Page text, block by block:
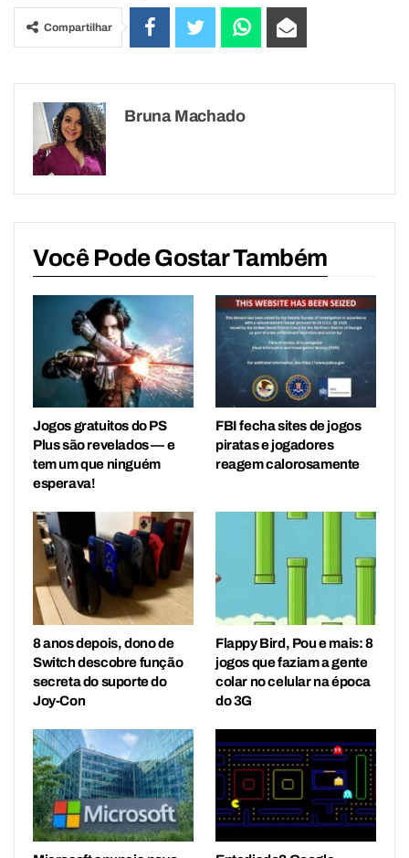
Compartilhar
Bruna Machado
Você Pode Gostar Também
Jogos gratuitos do PS
Plus são revelados — e
tem um que ninguém
esperava!
FBI fecha sites de jogos
piratas e jogadores
reagem calorosamente
8 anos depois, dono de
Switch descobre função
secreta do suporte do
Joy-Con
Flappy Bird, Pou e mais: 8
jogos que faziam a gente
colar no celular na época
do 3G